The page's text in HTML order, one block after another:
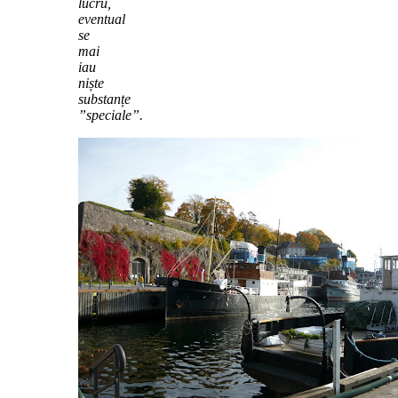
eventual
se
mai
iau
niște
substanțe
”speciale”.